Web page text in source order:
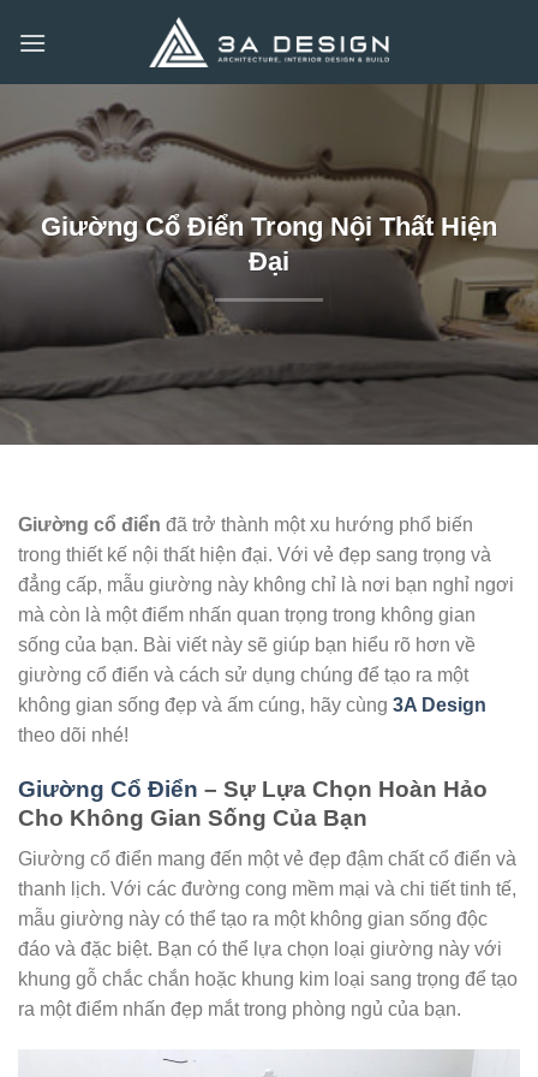
qua
Giường Cổ Điển Trong Nội Thất Hiện
Đại
Giường cổ điển đã trở thành một xu hướng phổ biến
trong thiết kế nội thất hiện đại. Với vẻ đẹp sang trọng và
đẳng cấp, mẫu giường này không chỉ là nơi bạn nghỉ ngơi
mà còn là một điểm nhấn quan trọng trong không gian
sống của bạn. Bài viết này sẽ giúp bạn hiểu rõ hơn về
giường cổ điển và cách sử dụng chúng để tạo ra một
không gian sống đẹp và ấm cúng, hãy cùng 3A Design
theo dõi nhé!
Giường Cổ Điển – Sự Lựa Chọn Hoàn Hảo
Cho Không Gian Sống Của Bạn
Giường cổ điển mang đến một vẻ đẹp đậm chất cổ điển và
thanh lịch. Với các đường cong mềm mại và chi tiết tinh tế,
mẫu giường này có thể tạo ra một không gian sống độc
đáo và đặc biệt. Bạn có thể lựa chọn loại giường này với
khung gỗ chắc chắn hoặc khung kim loại sang trọng để tạo
ra một điểm nhấn đẹp mắt trong phòng ngủ của bạn.